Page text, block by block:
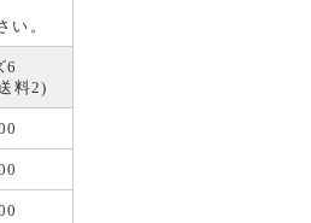
い。
6
料2)